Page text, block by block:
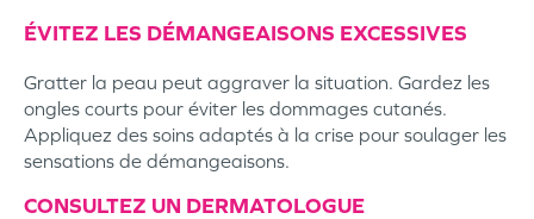
ÉVITEZ LES DÉMANGEAISONS EXCESSIVES
Gratter la peau peut aggraver la situation. Gardez les
ongles courts pour éviter les dommages cutanés.
Appliquez des soins adaptés à la crise pour soulager les
sensations de démangeaisons.
CONSULTEZ UN DERMATOLOGUE